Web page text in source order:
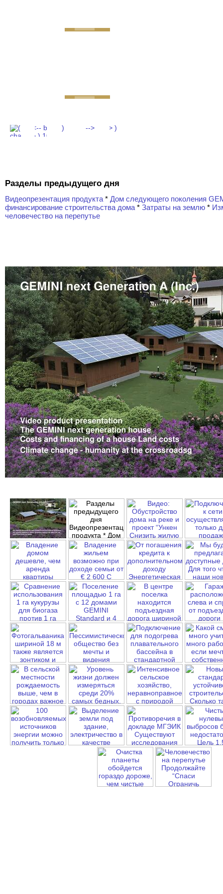
Разделы предыдущего дня
Видеопрезентация продукта* Дом следующего поколения
финансирование строительства дома* Затраты на землю *
человечество на перепутье